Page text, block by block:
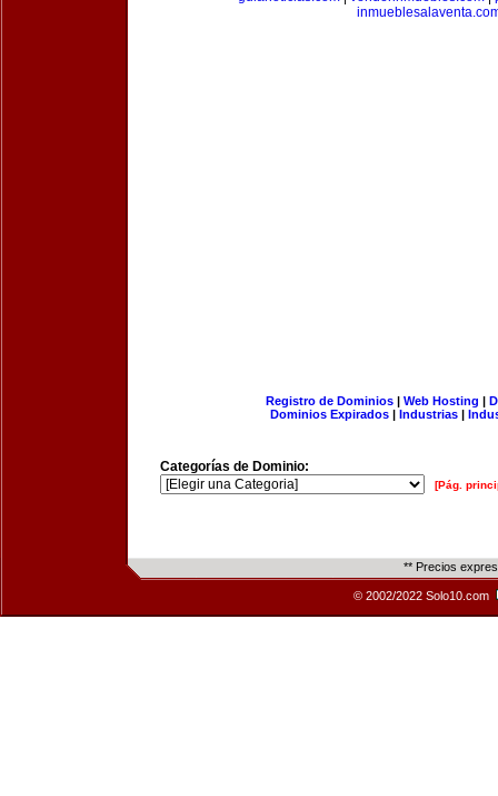
Registro de Dominios| Web Hosting |
Dominios Expirados | Industrias |
Categorías de Dominio:
[Pág.
** Precios
© 2002/2022 Solo10.com